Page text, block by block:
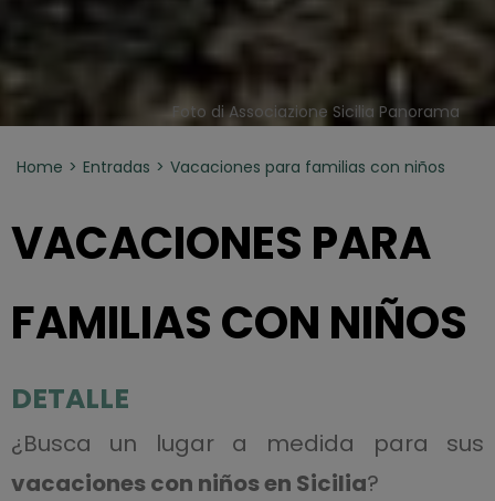
Foto di Associazione Sicilia Panorama
Home Entradas Vacaciones para familias con niños
VACACIONES PARA
FAMILIAS CON NIÑOS
DETALLE
¿Busca un lugar a medida para sus
vacaciones con niños en Sicilia?